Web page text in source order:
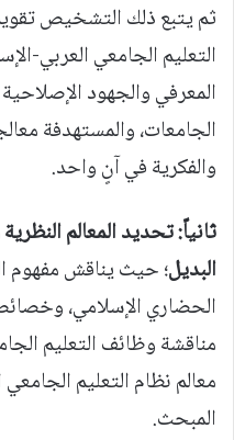
ثم يتبع ذلك التشخيص
التعليم الجامعي العربي-
المعرفي والجهود
الجامعات، والمستهدفة
والفكرية في آنٍ واحد.
ثانياً: تحديد المعالم
البديل؛ حيث يناقش مفهوم
الحضاري الإسلامي،
مناقشة وظائف التعليم
معالم نظام التعليم
المبحث.